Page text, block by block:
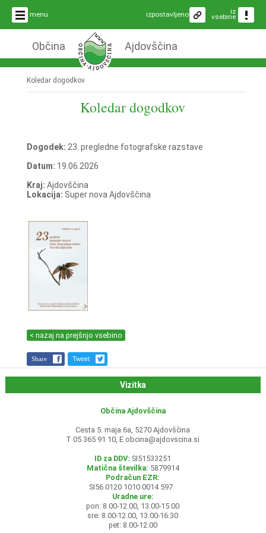
menu iz
vsebine
izpostavljeno
Občina Ajdovščina
Koledar dogodkov
Koledar dogodkov
Dogodek: 23. pregledne fotografske razstave
Datum: 19.06.2026
Kraj: Ajdovščina
Lokacija: Super nova Ajdovščina
< nazaj na prejšnjo vsebino
Share Tweet
Vizitka
Občina Ajdovščina
Cesta 5. maja 6a, 5270 Ajdovščina
T 05 365 91 10, E obcina@ajdovscina.si
ID za DDV: SI51533251
Matična številka: 5879914
Podračun EZR:
SI56 0120 1010 0014 597
Uradne ure:
pon: 8.00-12.00, 13.00-15.00
sre: 8.00-12.00, 13.00-16.30
pet: 8.00-12.00